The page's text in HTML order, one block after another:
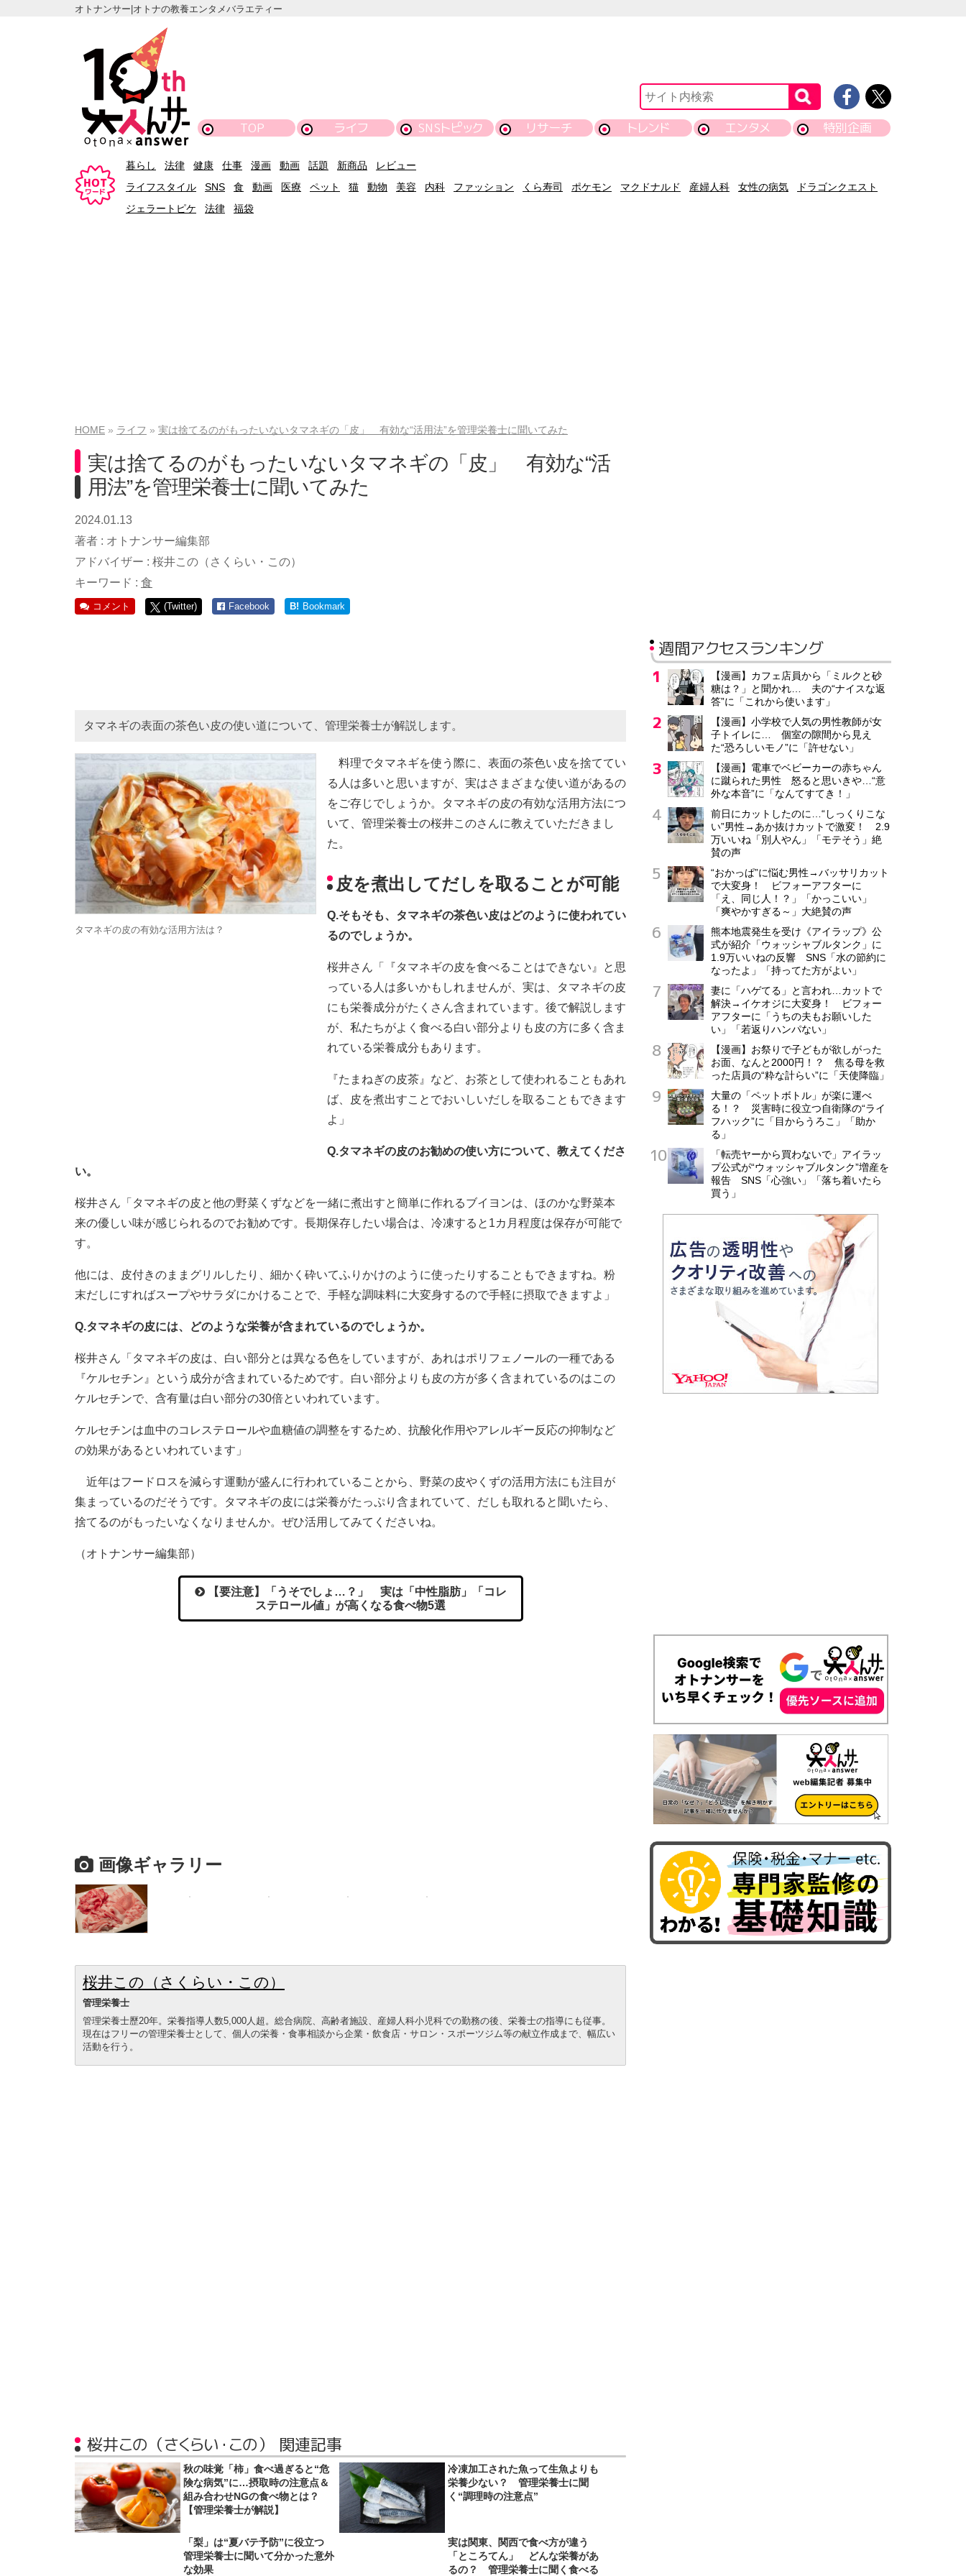
オトナンサー|オトナの教養エンタメバラエティー
TOP ライフ SNSトピック リサーチ トレンド エンタメ 特別企画
暮らし 法律 健康 仕事 漫画 動画 話題 新商品
レビュー
ライフスタイル
SNS 食 動画 医療 ペット 猫 動物 美容 内科 ファッション くら寿司 ポケモン マクドナルド 産婦人科 女性の病気
ドラゴンクエスト
ジェラートピケ
法律 福袋
HOME ライフ 実は捨てるのがもったいないタマネギの「皮」 有効な“活用法”を管理栄養士に聞いてみた
実は捨てるのがもったいないタマネギの「皮」 有効な“活
用法”を管理栄養士に聞いてみた
2024.01.13
著者 : オトナンサー編集部
アドバイザー : 桜井この（さくらい・この）
キーワード : 食
コメント (Twitter) Facebook B! Bookmark
タマネギの表面の茶色い皮の使い道について、管理栄養士が解説します。
タマネギの皮の有効な活用方法は？
料理でタマネギを使う際に、表面の茶色い皮を捨ててい
る人は多いと思いますが、実はさまざまな使い道があるの
をご存じでしょうか。タマネギの皮の有効な活用方法につ
いて、管理栄養士の桜井このさんに教えていただきまし
た。
皮を煮出してだしを取ることが可能
Q.そもそも、タマネギの茶色い皮はどのように使われてい
るのでしょうか。
桜井さん「『タマネギの皮を食べることはできない』と思
っている人は多いかもしれませんが、実は、タマネギの皮
にも栄養成分がたくさん含まれています。後で解説します
が、私たちがよく食べる白い部分よりも皮の方に多く含ま
れている栄養成分もあります。
『たまねぎの皮茶』など、お茶として使われることもあれ
ば、皮を煮出すことでおいしいだしを取ることもできます
よ」
Q.タマネギの皮のお勧めの使い方について、教えてくださ
い。
桜井さん「タマネギの皮と他の野菜くずなどを一緒に煮出すと簡単に作れるブイヨンは、ほのかな野菜本
来の優しい味が感じられるのでお勧めです。長期保存したい場合は、冷凍すると1カ月程度は保存が可能で
す。
他には、皮付きのままグリルしたり、細かく砕いてふりかけのように使ったりすることもできますね。粉
末だしにすればスープやサラダにかけることで、手軽な調味料に大変身するので手軽に摂取できますよ」
Q.タマネギの皮には、どのような栄養が含まれているのでしょうか。
桜井さん「タマネギの皮は、白い部分とは異なる色をしていますが、あれはポリフェノールの一種である
『ケルセチン』という成分が含まれているためです。白い部分よりも皮の方が多く含まれているのはこの
ケルセチンで、含有量は白い部分の30倍といわれています。
ケルセチンは血中のコレステロールや血糖値の調整をするため、抗酸化作用やアレルギー反応の抑制など
の効果があるといわれています」
近年はフードロスを減らす運動が盛んに行われていることから、野菜の皮やくずの活用方法にも注目が
集まっているのだそうです。タマネギの皮には栄養がたっぷり含まれていて、だしも取れると聞いたら、
捨てるのがもったいなくなりませんか。ぜひ活用してみてくださいね。
（オトナンサー編集部）
【要注意】「うそでしょ…？」 実は「中性脂肪」「コレ
ステロール値」が高くなる食べ物5選
画像ギャラリー
桜井この（さくらい・この）
管理栄養士
管理栄養士歷20年。栄養指導人数5,000人超。総合病院、高齢者施設、産婦人科小児科での勤務の後、栄養士の指導にも従事。
現在はフリーの管理栄養士として、個人の栄養・食事相談から企業・飲食店・サロン・スポーツジム等の献立作成まで、幅広い
活動を行う。
桜井この（さくらい・この） 関連記事
秋の味覚「柿」食べ過ぎると“危
険な病気”に…摂取時の注意点＆
組み合わせNGの食べ物とは？
【管理栄養士が解説】
冷凍加工された魚って生魚よりも
栄養少ない？ 管理栄養士に聞
く“調理時の注意点”
「梨」は“夏バテ予防”に役立つ
管理栄養士に聞いて分かった意外
な効果
実は関東、関西で食べ方が違う
「ところてん」 どんな栄養があ
るの？ 管理栄養士に聞く食べる
週間アクセスランキング
【漫画】カフェ店員から「ミルクと砂
糖は？」と聞かれ… 夫の“ナイスな返
答”に「これから使います」
【漫画】小学校で人気の男性教師が女
子トイレに… 個室の隙間から見え
た“恐ろしいモノ”に「許せない」
【漫画】電車でベビーカーの赤ちゃん
に蹴られた男性 怒ると思いきや…“意
外な本音”に「なんてすてき！」
前日にカットしたのに…“しっくりこな
い”男性→あか抜けカットで激変！ 2.9
万いいね「別人やん」「モテそう」絶
賛の声
“おかっぱ”に悩む男性→バッサリカット
で大変身！ ビフォーアフターに
「え、同じ人！？」「かっこいい」
「爽やかすぎる～」大絶賛の声
熊本地震発生を受け《アイラップ》公
式が紹介「ウォッシャブルタンク」に
1.9万いいねの反響 SNS「水の節約に
なったよ」「持ってた方がよい」
妻に「ハゲてる」と言われ…カットで
解決→イケオジに大変身！ ビフォー
アフターに「うちの夫もお願いした
い」「若返りハンパない」
【漫画】お祭りで子どもが欲しがった
お面、なんと2000円！？ 焦る母を救
った店員の“粋な計らい”に「天使降臨」
大量の「ペットボトル」が楽に運べ
る！？ 災害時に役立つ自衛隊の“ライ
フハック”に「目からうろこ」「助か
る」
「転売ヤーから買わないで」アイラッ
プ公式が“ウォッシャブルタンク”増産を
報告 SNS「心強い」「落ち着いたら
買う」